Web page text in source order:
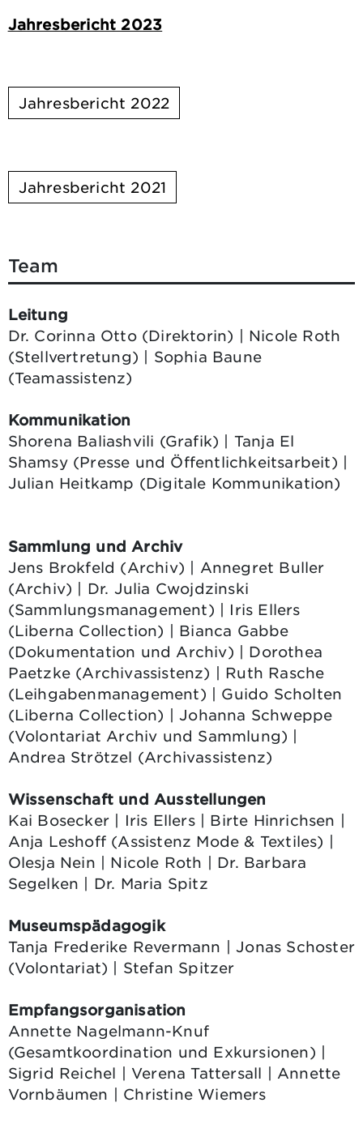
Jahresbericht 2023
Jahresbericht 2022
Jahresbericht 2021
Team
Leitung
Dr. Corinna Otto (Direktorin) | Nicole Roth
(Stellvertretung) | Sophia Baune
(Teamassistenz)
Kommunikation
Shorena Baliashvili (Grafik) | Tanja El
Shamsy (Presse und Öffentlichkeitsarbeit) |
Julian Heitkamp (Digitale Kommunikation)
Sammlung und Archiv
Jens Brokfeld (Archiv) | Annegret Buller
(Archiv) | Dr. Julia Cwojdzinski
(Sammlungsmanagement) | Iris Ellers
(Liberna Collection) | Bianca Gabbe
(Dokumentation und Archiv) | Dorothea
Paetzke (Archivassistenz) | Ruth Rasche
(Leihgabenmanagement) | Guido Scholten
(Liberna Collection) | Johanna Schweppe
(Volontariat Archiv und Sammlung) |
Andrea Strötzel (Archivassistenz)
Wissenschaft und Ausstellungen
Kai Bosecker | Iris Ellers | Birte Hinrichsen |
Anja Leshoff (Assistenz Mode & Textiles) |
Olesja Nein | Nicole Roth | Dr. Barbara
Segelken | Dr. Maria Spitz
Museumspädagogik
Tanja Frederike Revermann | Jonas Schoster
(Volontariat) | Stefan Spitzer
Empfangsorganisation
Annette Nagelmann-Knuf
(Gesamtkoordination und Exkursionen) |
Sigrid Reichel | Verena Tattersall | Annette
Vornbäumen | Christine Wiemers